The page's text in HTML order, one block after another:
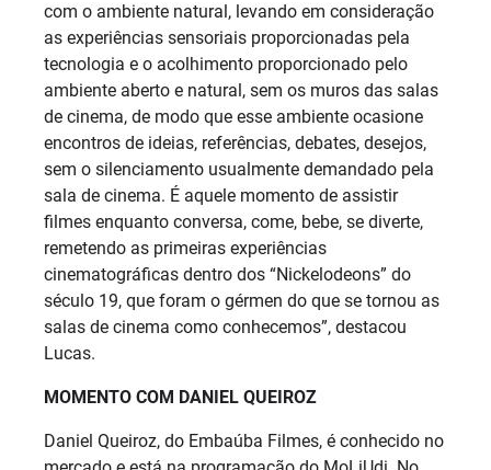
com o ambiente natural, levando em consideração
as experiências sensoriais proporcionadas pela
tecnologia e o acolhimento proporcionado pelo
ambiente aberto e natural, sem os muros das salas
de cinema, de modo que esse ambiente ocasione
encontros de ideias, referências, debates, desejos,
sem o silenciamento usualmente demandado pela
sala de cinema. É aquele momento de assistir
filmes enquanto conversa, come, bebe, se diverte,
remetendo as primeiras experiências
cinematográficas dentro dos “Nickelodeons” do
século 19, que foram o gérmen do que se tornou as
salas de cinema como conhecemos”, destacou
Lucas.
MOMENTO COM DANIEL QUEIROZ
Daniel Queiroz, do Embaúba Filmes, é conhecido no